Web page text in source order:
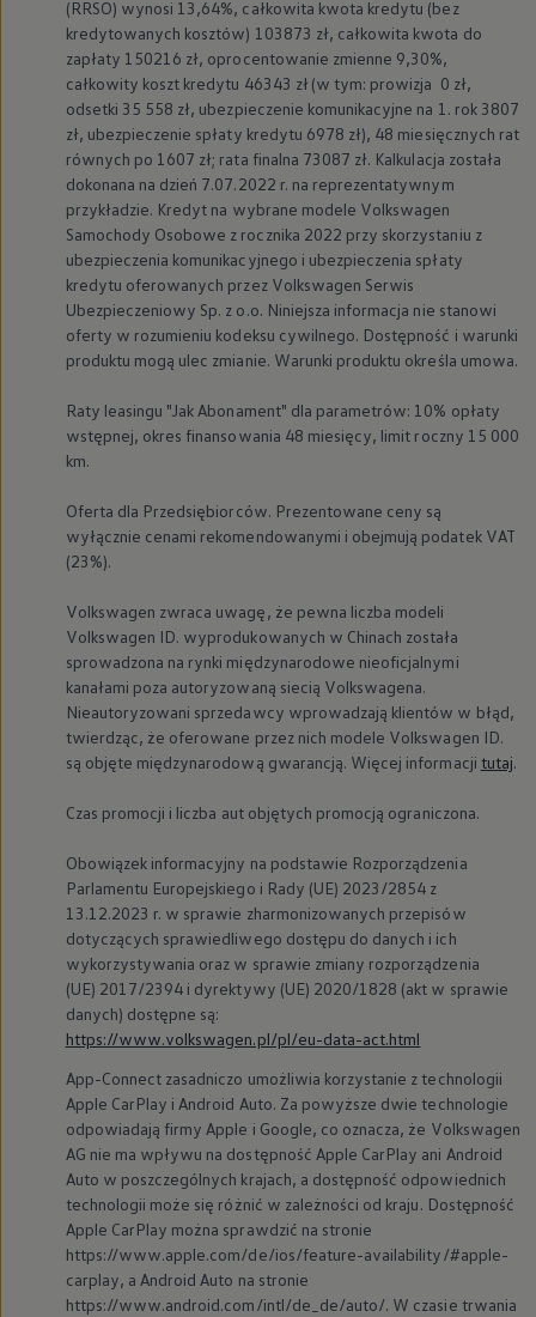
(RRSO) wynosi 13,64%, całkowita kwota kredytu (bez
kredytowanych kosztów) 103873 zł, całkowita kwota do
zapłaty 150216 zł, oprocentowanie zmienne 9,30%,
całkowity koszt kredytu 46343 zł (w tym: prowizja 0 zł,
odsetki 35 558 zł, ubezpieczenie komunikacyjne na 1. rok 3807
zł, ubezpieczenie spłaty kredytu 6978 zł), 48 miesięcznych rat
równych po 1607 zł; rata finalna 73087 zł. Kalkulacja została
dokonana na dzień 7.07.2022 r. na reprezentatywnym
przykładzie. Kredyt na wybrane modele Volkswagen
Samochody Osobowe z rocznika 2022 przy skorzystaniu z
ubezpieczenia komunikacyjnego i ubezpieczenia spłaty
kredytu oferowanych przez Volkswagen Serwis
Ubezpieczeniowy Sp. z o.o. Niniejsza informacja nie stanowi
oferty w rozumieniu kodeksu cywilnego. Dostępność i warunki
produktu mogą ulec zmianie. Warunki produktu określa umowa.
Raty leasingu "Jak Abonament" dla parametrów: 10% opłaty
wstępnej, okres finansowania 48 miesięcy, limit roczny 15 000
km.
Oferta dla Przedsiębiorców. Prezentowane ceny są
wyłącznie cenami rekomendowanymi i obejmują podatek VAT
(23%).
Volkswagen zwraca uwagę, że pewna liczba modeli
Volkswagen ID. wyprodukowanych w Chinach została
sprowadzona na rynki międzynarodowe nieoficjalnymi
kanałami poza autoryzowaną siecią Volkswagena.
Nieautoryzowani sprzedawcy wprowadzają klientów w błąd,
twierdząc, że oferowane przez nich modele Volkswagen ID.
są objęte międzynarodową gwarancją. Więcej informacji tutaj.
Czas promocji i liczba aut objętych promocją ograniczona.
Obowiązek informacyjny na podstawie Rozporządzenia
Parlamentu Europejskiego i Rady (UE) 2023/2854 z
13.12.2023 r. w sprawie zharmonizowanych przepisów
dotyczących sprawiedliwego dostępu do danych i ich
wykorzystywania oraz w sprawie zmiany rozporządzenia
(UE) 2017/2394 i dyrektywy (UE) 2020/1828 (akt w sprawie
danych) dostępne są:
https://www.volkswagen.pl/pl/eu-data-act.html
App-Connect zasadniczo umożliwia korzystanie z technologii
Apple CarPlay i Android Auto. Za powyższe dwie technologie
odpowiadają firmy Apple i Google, co oznacza, że Volkswagen
AG nie ma wpływu na dostępność Apple CarPlay ani Android
Auto w poszczególnych krajach, a dostępność odpowiednich
technologii może się różnić w zależności od kraju. Dostępność
Apple CarPlay można sprawdzić na stronie
https://www.apple.com/de/ios/feature-availability/#apple-
carplay, a Android Auto na stronie
https://www.android.com/intl/de_de/auto/. W czasie trwania